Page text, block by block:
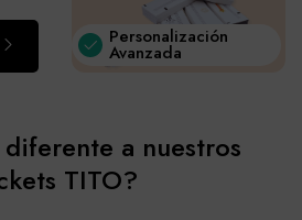
Personalización
Avanzada
a nuestros
TITO?